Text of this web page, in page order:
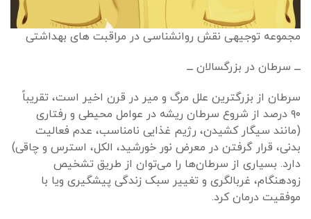
مجموعه توجیهی نقش روانشناسی در مراقبت های بهداشتی
ـــ سرطان در بزرگسالان ـــ
سرطان از بزرگترین علل مرگ و میر در قرن اخیر است، تقریباً
۹۰ درصد از شروع سرطان ریشه در عوامل محیطی و رفتاری
(مانند سیگار کشیدن، رژیم غذایی نامناسب، عدم فعالیت
بدنی، قرار گرفتن در معرض نور خورشید، الکل، استرس و چاقی)
دارد. بسیاری از سرطان‌ها را می‌توان از طریق تشخیص
زودهنگام، غربالگری و تغییر سبک زندگی پیشگیری ویا با
موفقیت درمان کرد.